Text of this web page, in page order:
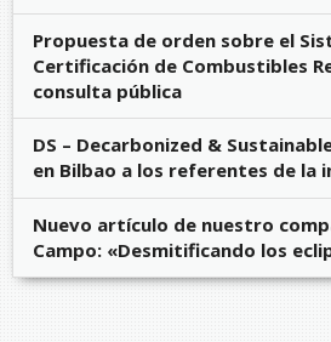
Propuesta de orden sobre el
Certificación de Combustibles
consulta pública
DS – Decarbonized &
en Bilbao a los referentes de la
Nuevo artículo de nuestro
Campo: «Desmitificando los